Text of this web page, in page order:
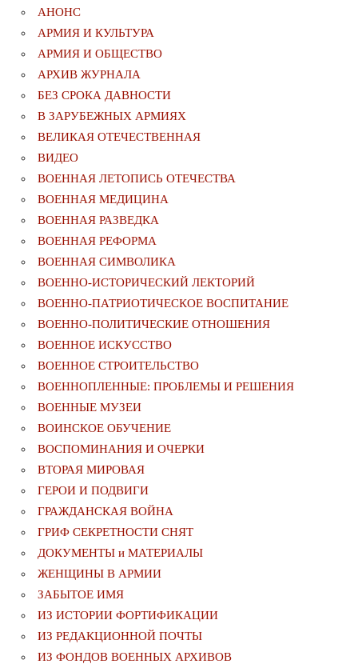
АНОНС
АРМИЯ И КУЛЬТУРА
АРМИЯ И ОБЩЕСТВО
АРХИВ ЖУРНАЛА
БЕЗ СРОКА ДАВНОСТИ
В ЗАРУБЕЖНЫХ АРМИЯХ
ВЕЛИКАЯ ОТЕЧЕСТВЕННАЯ
ВИДЕО
ВОЕННАЯ ЛЕТОПИСЬ ОТЕЧЕСТВА
ВОЕННАЯ МЕДИЦИНА
ВОЕННАЯ РАЗВЕДКА
ВОЕННАЯ РЕФОРМА
ВОЕННАЯ СИМВОЛИКА
ВОЕННО-ИСТОРИЧЕСКИЙ ЛЕКТОРИЙ
ВОЕННО-ПАТРИОТИЧЕСКОЕ ВОСПИТАНИЕ
ВОЕННО-ПОЛИТИЧЕСКИE ОТНОШЕНИЯ
ВОЕННОЕ ИСКУССТВО
ВОЕННОЕ СТРОИТЕЛЬСТВО
ВОЕННОПЛЕННЫЕ: ПРОБЛЕМЫ И РЕШЕНИЯ
ВОЕННЫЕ МУЗЕИ
ВОИНСКОЕ ОБУЧЕНИЕ
ВОСПОМИНАНИЯ И ОЧЕРКИ
ВТОРАЯ МИРОВАЯ
ГЕРОИ И ПОДВИГИ
ГРАЖДАНСКАЯ ВОЙНА
ГРИФ СЕКРЕТНОСТИ СНЯТ
ДОКУМЕНТЫ и МАТЕРИАЛЫ
ЖЕНЩИНЫ В АРМИИ
ЗАБЫТОЕ ИМЯ
ИЗ ИСТОРИИ ФОРТИФИКАЦИИ
ИЗ РЕДАКЦИОННОЙ ПОЧТЫ
ИЗ ФОНДОВ ВОЕННЫХ АРХИВОВ